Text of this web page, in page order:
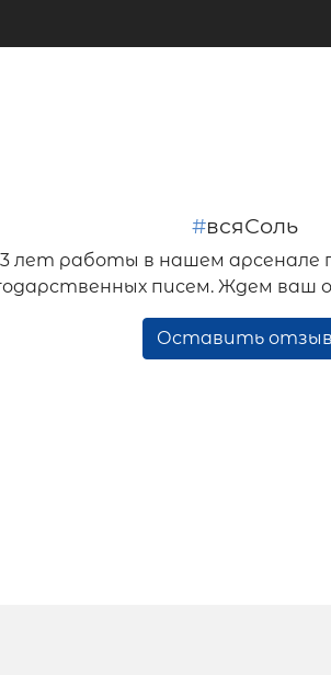
#всяСоль
лет работы в нашем арсенале
писем. Ждем ваш
Оставить отзыв